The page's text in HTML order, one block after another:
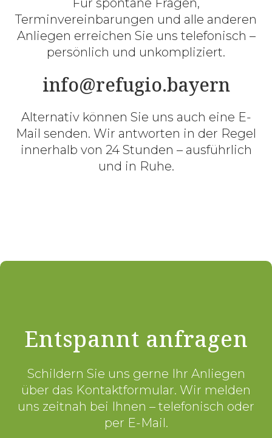
Terminvereinbarungen und alle anderen
Anliegen erreichen Sie uns telefonisch –
persönlich und unkompliziert.
info@refugio.bayern
Alternativ können Sie uns auch eine E-
Mail senden. Wir antworten in der Regel
innerhalb von 24 Stunden – ausführlich
und in Ruhe.
Entspannt anfragen
Schildern Sie uns gerne Ihr Anliegen
über das Kontaktformular. Wir melden
uns zeitnah bei Ihnen – telefonisch oder
per E-Mail.